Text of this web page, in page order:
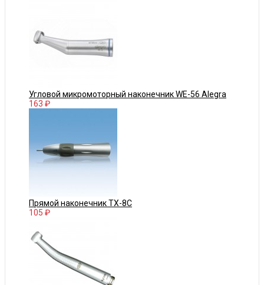
Угловой микромоторный наконечник WE-56 Alegra
163 ₽
Прямой наконечник TX-8C
105 ₽